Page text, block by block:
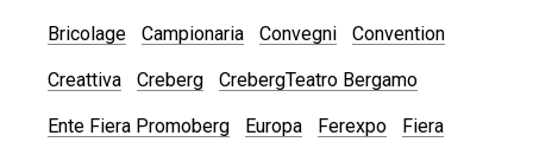
Bricolage Campionaria Convegni Convention
Creattiva Creberg CrebergTeatro Bergamo
Ente Fiera Promoberg Europa Ferexpo Fiera